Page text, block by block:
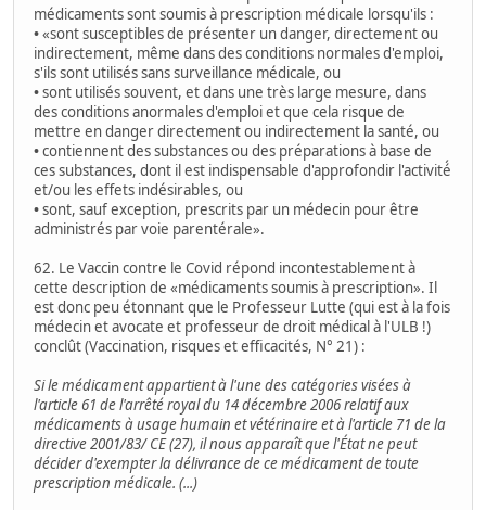
médicaments sont soumis à prescription médicale lorsqu'ils :
•«sont susceptibles de présenter un danger, directement ou
indirectement, même dans des conditions normales d'emploi,
s'ils sont utilisés sans surveillance médicale, ou
•sont utilisés souvent, et dans une très large mesure, dans
des conditions anormales d'emploi et que cela risque de
mettre en danger directement ou indirectement la santé, ou
•contiennent des substances ou des préparations à base de
ces substances, dont il est indispensable d'approfondir l'activité́
et/ou les effets indésirables, ou
•sont, sauf exception, prescrits par un médecin pour être
administrés par voie parentérale».
62. Le Vaccin contre le Covid répond incontestablement à
cette description de «médicaments soumis à prescription». Il
est donc peu étonnant que le Professeur Lutte (qui est à la fois
médecin et avocate et professeur de droit médical à l'ULB !)
conclût (Vaccination, risques et efficacités, N° 21) :
Si le médicament appartient à l'une des catégories visées à
l'article 61 de l'arrêté royal du 14 décembre 2006 relatif aux
médicaments à usage humain et vétérinaire et à l'article 71 de la
directive 2001/83/ CE (27), il nous apparaît que l'État ne peut
décider d'exempter la délivrance de ce médicament de toute
prescription médicale. (...)